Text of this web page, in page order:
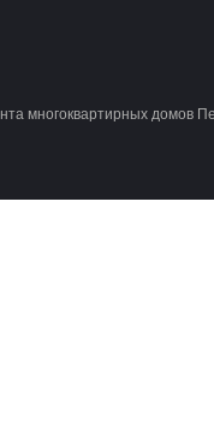
многоквартирных домов